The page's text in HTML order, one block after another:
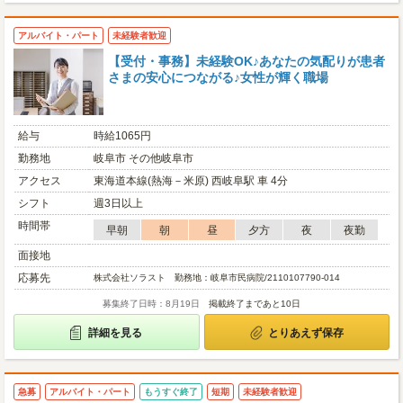
アルバイト・パート 未経験者歓迎
【受付・事務】未経験OK♪あなたの気配りが患者
さまの安心につながる♪女性が輝く職場
給与
時給1065円
勤務地
岐阜市 その他岐阜市
アクセス
東海道本線(熱海－米原) 西岐阜駅 車 4分
シフト
週3日以上
時間帯
早朝 朝 昼 夕方 夜
夜勤
面接地
応募先
株式会社ソラスト 勤務地：岐阜市民病院/2110107790-014
募集終了日時：8月19日 掲載終了まであと10日
詳細を見る とりあえず保存
急募 アルバイト・パート もうすぐ終了 短期 未経験者歓迎